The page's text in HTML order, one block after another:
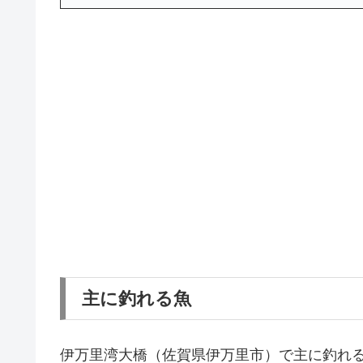
主に釣れる魚
伊万里湾大橋（佐賀県伊万里市）で主に釣れ